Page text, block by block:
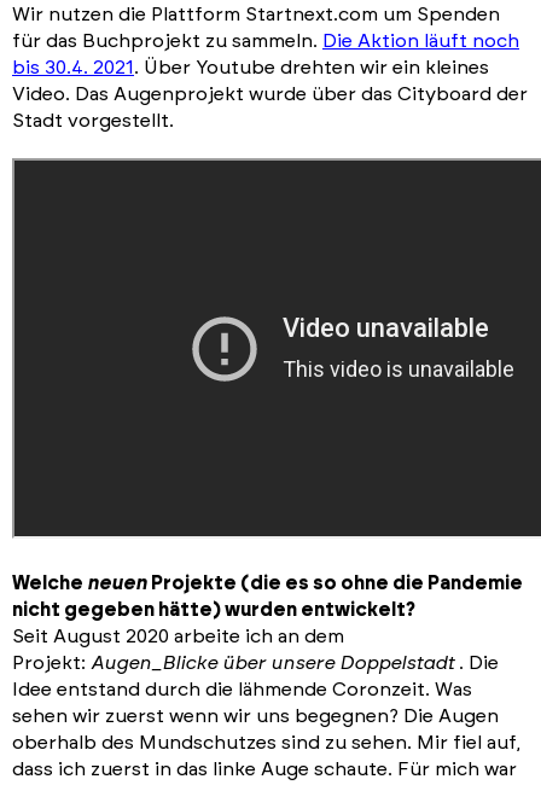
Wir nutzen die Plattform Startnext.com um Spenden
für das Buchprojekt zu sammeln. Die Aktion läuft noch
bis 30.4. 2021 . Über Youtube drehten wir ein kleines
Video. Das Augenprojekt wurde über das Cityboard der
Stadt vorgestellt.
Welche neuen Projekte (die es so ohne die Pandemie
nicht gegeben hätte) wurden entwickelt?
Seit August 2020 arbeite ich an dem
Projekt: Augen_Blicke über unsere Doppelstadt. Die
Idee entstand durch die lähmende Coronzeit. Was
sehen wir zuerst wenn wir uns begegnen? Die Augen
oberhalb des Mundschutzes sind zu sehen. Mir fiel auf,
dass ich zuerst in das linke Auge schaute. Für mich war